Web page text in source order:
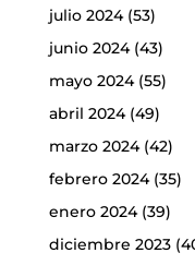
julio 2024(53)
junio 2024(43)
mayo 2024(55)
abril 2024(49)
marzo 2024(42)
febrero 2024(35)
enero 2024(39)
diciembre 2023